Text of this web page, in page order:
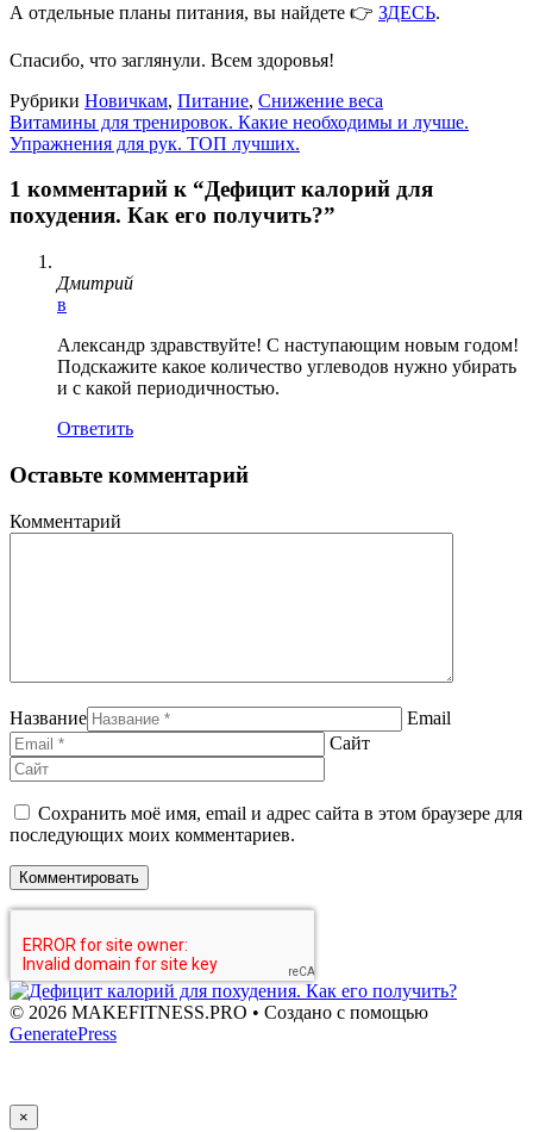
А отдельные планы питания, вы найдете 👉 ЗДЕСЬ.
Спасибо, что заглянули. Всем здоровья!
Рубрики Новичкам, Питание, Снижение веса
Витамины для тренировок. Какие необходимы и лучше.
Упражнения для рук. ТОП лучших.
1 комментарий к “Дефицит калорий для
похудения. Как его получить?”
Дмитрий
в
Александр здравствуйте! С наступающим новым годом!
Подскажите какое количество углеводов нужно убирать
и с какой периодичностью.
Ответить
Оставьте комментарий
Комментарий
Название
Email
Сайт
Сохранить моё имя, email и адрес сайта в этом браузере для
последующих моих комментариев.
© 2026 MAKEFITNESS.PRO • Создано с помощью
GeneratePress
×